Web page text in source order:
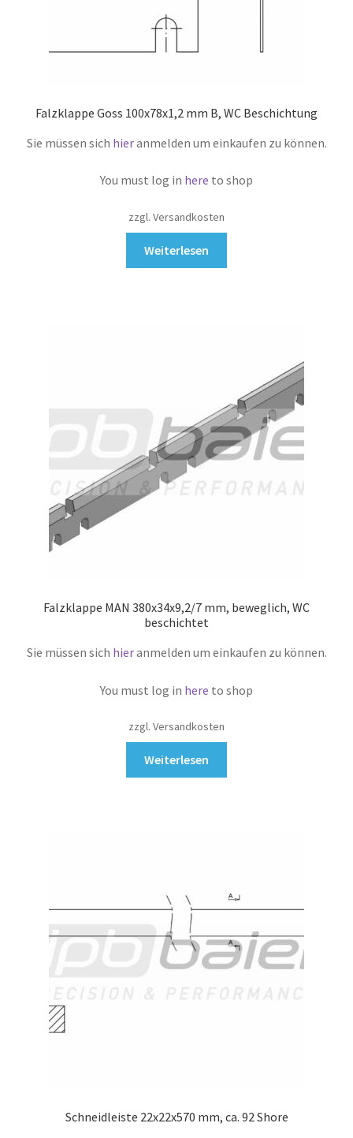
Falzklappe Goss 100x78x1,2 mm B, WC Beschichtung
Sie müssen sich hieranmelden um einkaufen zu können.
You must log in here to shop
zzgl. Versandkosten
Weiterlesen
Falzklappe MAN 380x34x9,2/7 mm, beweglich, WC
beschichtet
Sie müssen sich hieranmelden um einkaufen zu können.
You must log in here to shop
zzgl. Versandkosten
Weiterlesen
Schneidleiste 22x22x570 mm, ca. 92 Shore